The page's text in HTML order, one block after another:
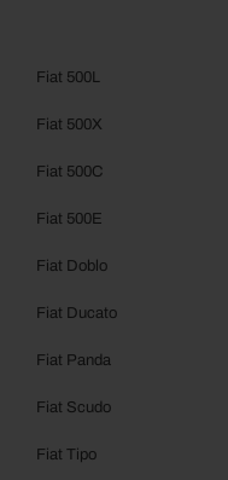
Fiat 500L
Fiat 500X
Fiat 500C
Fiat 500E
Fiat Doblo
Fiat Ducato
Fiat Panda
Fiat Scudo
Fiat Tipo